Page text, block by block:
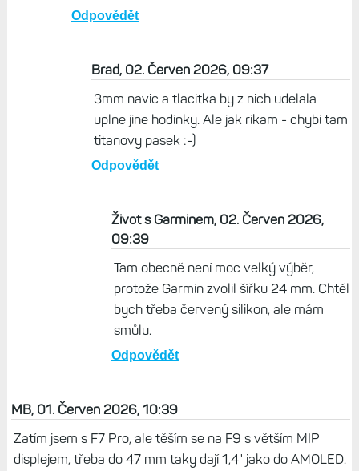
Odpovědět
Brad, 02. Červen 2026, 09:37
3mm navic a tlacitka by z nich udelala
uplne jine hodinky. Ale jak rikam - chybi tam
titanovy pasek :-)
Odpovědět
Život s Garminem, 02. Červen 2026,
09:39
Tam obecně není moc velký výběr,
protože Garmin zvolil šířku 24 mm. Chtěl
bych třeba červený silikon, ale mám
smůlu.
Odpovědět
MB, 01. Červen 2026, 10:39
Zatím jsem s F7 Pro, ale těším se na F9 s větším MIP
displejem, třeba do 47 mm taky dají 1,4" jako do AMOLED.